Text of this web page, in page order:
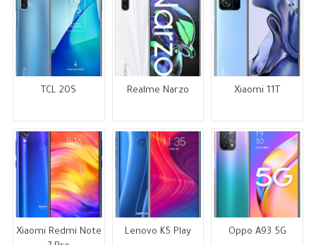
TCL 20S Realme Narzo Xiaomi 11T
Xiaomi Redmi Note
Lenovo K5 Play Oppo A93 5G